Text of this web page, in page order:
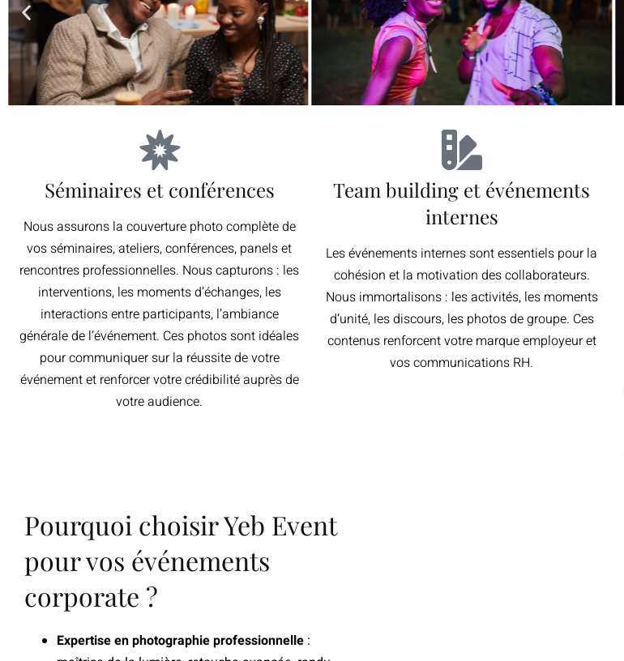
Séminaires et conférences
Nous assurons la couverture photo complète de
vos séminaires, ateliers, conférences, panels et
rencontres professionnelles. Nous capturons : les
interventions, les moments d’échanges, les
interactions entre participants, l’ambiance
générale de l’événement. Ces photos sont idéales
pour communiquer sur la réussite de votre
événement et renforcer votre crédibilité auprès de
votre audience.
Team building et événements
internes
Les événements internes sont essentiels pour la
cohésion et la motivation des collaborateurs.
Nous immortalisons : les activités, les moments
d’unité, les discours, les photos de groupe. Ces
contenus renforcent votre marque employeur et
vos communications RH.
Pourquoi choisir Yeb Event
pour vos événements
corporate ?
Expertise en photographie professionnelle :